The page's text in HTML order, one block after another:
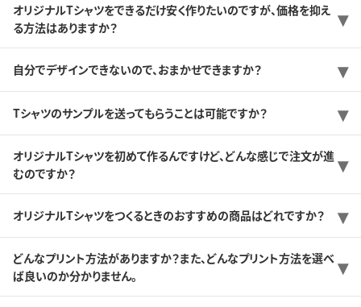
オリジナルTシャツをできるだけ安く作りたいのですが、価格を抑え
る方法はありますか？
自分でデザインできないので、おまかせできますか？
Tシャツのサンプルを送ってもらうことは可能ですか？
オリジナルTシャツを初めて作るんですけど、どんな感じで注文が進
むのですか？
オリジナルTシャツをつくるときのおすすめの商品はどれですか？
どんなプリント方法がありますか？また、どんなプリント方法を選べ
ば良いのか分かりません。